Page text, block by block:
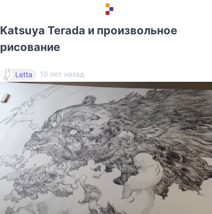
Katsuya Terada и произвольное
рисование
Letta 10 лет назад